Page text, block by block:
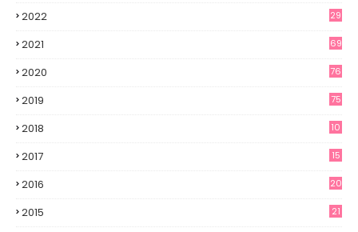
2022 29
2021 69
2020 76
2019 75
2018 10
2017 15
2016 20
2015 21